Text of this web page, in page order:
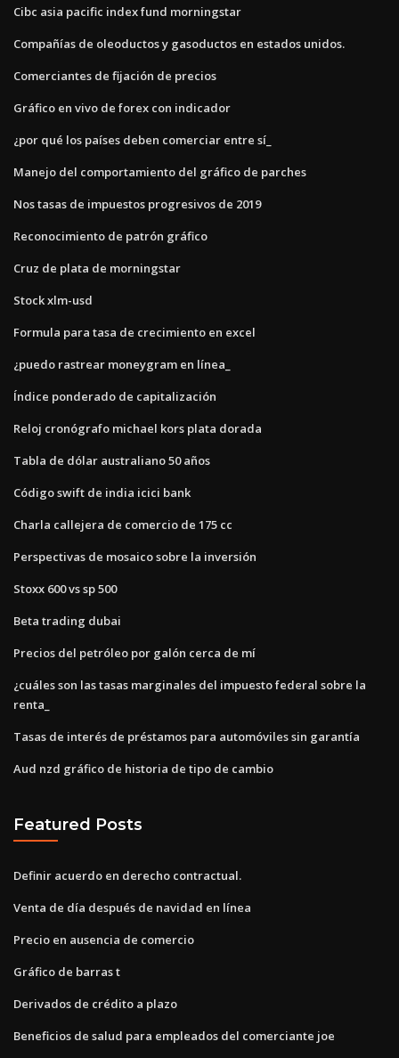
Cibc asia pacific index fund morningstar
Compañías de oleoductos y gasoductos en estados unidos.
Comerciantes de fijación de precios
Gráfico en vivo de forex con indicador
¿por qué los países deben comerciar entre sí_
Manejo del comportamiento del gráfico de parches
Nos tasas de impuestos progresivos de 2019
Reconocimiento de patrón gráfico
Cruz de plata de morningstar
Stock xlm-usd
Formula para tasa de crecimiento en excel
¿puedo rastrear moneygram en línea_
Índice ponderado de capitalización
Reloj cronógrafo michael kors plata dorada
Tabla de dólar australiano 50 años
Código swift de india icici bank
Charla callejera de comercio de 175 cc
Perspectivas de mosaico sobre la inversión
Stoxx 600 vs sp 500
Beta trading dubai
Precios del petróleo por galón cerca de mí
¿cuáles son las tasas marginales del impuesto federal sobre la
renta_
Tasas de interés de préstamos para automóviles sin garantía
Aud nzd gráfico de historia de tipo de cambio
Featured Posts
Definir acuerdo en derecho contractual.
Venta de día después de navidad en línea
Precio en ausencia de comercio
Gráfico de barras t
Derivados de crédito a plazo
Beneficios de salud para empleados del comerciante joe